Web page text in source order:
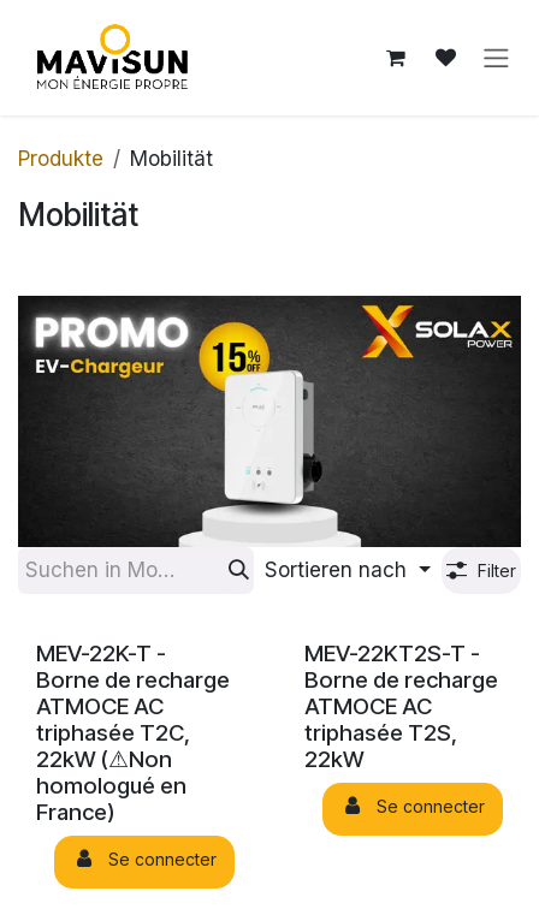
Produkte Mobilität
Mobilität
Sortieren nach Filter
MEV-22K-T -
Borne de recharge
ATMOCE AC
triphasée T2C,
22kW (⚠Non
homologué en
France)
Se connecter
MEV-22KT2S-T -
Borne de recharge
ATMOCE AC
triphasée T2S,
22kW
Se connecter